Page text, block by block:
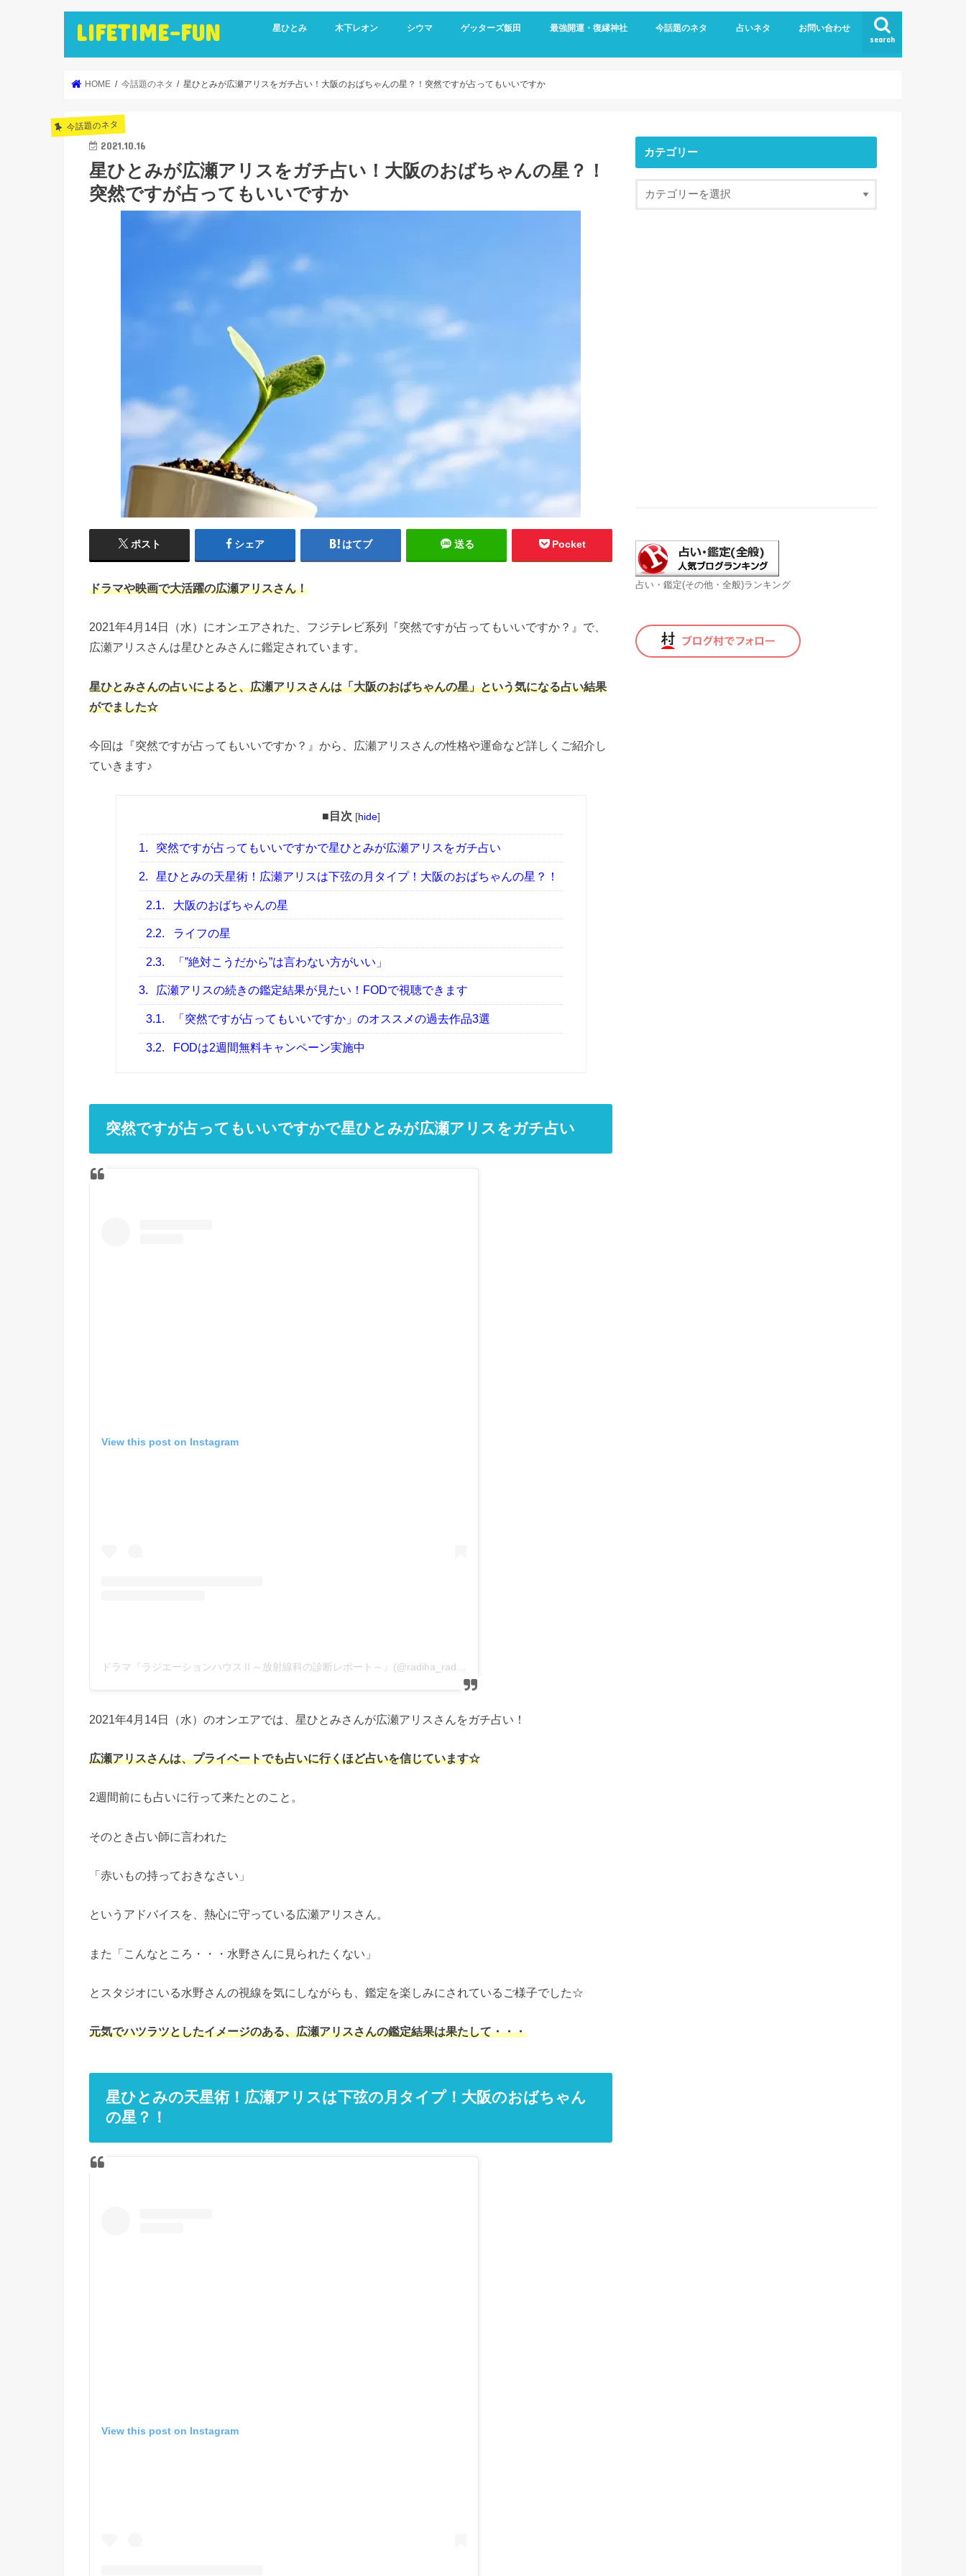
LIFETIME-FUN search
星ひとみ 木下レオン シウマ ゲッターズ飯田 最強開運・復縁神社 今話題のネタ 占いネタ お問い合わせ
HOME 今話題のネタ 星ひとみが広瀬アリスをガチ占い！大阪のおばちゃんの星？！突然ですが占ってもいいですか
今話題のネタ
2021.10.16
星ひとみが広瀬アリスをガチ占い！大阪のおばちゃんの星？！
突然ですが占ってもいいですか
ポスト シェア はてブ 送る Pocket
ドラマや映画で大活躍の広瀬アリスさん！
2021年4月14日（水）にオンエアされた、フジテレビ系列『突然ですが占ってもいいですか？』で、
広瀬アリスさんは星ひとみさんに鑑定されています。
星ひとみさんの占いによると、広瀬アリスさんは「大阪のおばちゃんの星」という気になる占い結果
がでました☆
今回は『突然ですが占ってもいいですか？』から、広瀬アリスさんの性格や運命など詳しくご紹介し
ていきます♪
■目次 [hide]
1. 突然ですが占ってもいいですかで星ひとみが広瀬アリスをガチ占い
2. 星ひとみの天星術！広瀬アリスは下弦の月タイプ！大阪のおばちゃんの星？！
2.1. 大阪のおばちゃんの星
2.2. ライフの星
2.3. 「”絶対こうだから”は言わない方がいい」
3. 広瀬アリスの続きの鑑定結果が見たい！FODで視聴できます
3.1. 「突然ですが占ってもいいですか」のオススメの過去作品3選
3.2. FODは2週間無料キャンペーン実施中
突然ですが占ってもいいですかで星ひとみが広瀬アリスをガチ占い
View this post on Instagram
ドラマ『ラジエーションハウスⅡ～放射線科の診断レポート～』(@radiha_radiha)がシェアした投稿
2021年4月14日（水）のオンエアでは、星ひとみさんが広瀬アリスさんをガチ占い！
広瀬アリスさんは、プライベートでも占いに行くほど占いを信じています☆
2週間前にも占いに行って来たとのこと。
そのとき占い師に言われた
「赤いもの持っておきなさい」
というアドバイスを、熱心に守っている広瀬アリスさん。
また「こんなところ・・・水野さんに見られたくない」
とスタジオにいる水野さんの視線を気にしながらも、鑑定を楽しみにされているご様子でした☆
元気でハツラツとしたイメージのある、広瀬アリスさんの鑑定結果は果たして・・・
星ひとみの天星術！広瀬アリスは下弦の月タイプ！大阪のおばちゃん
の星？！
View this post on Instagram
カテゴリー
占い・鑑定(その他・全般)ランキング